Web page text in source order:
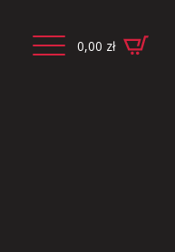
0,00 zł